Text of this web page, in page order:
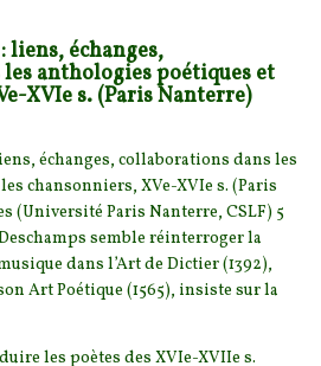
liens, échanges,
anthologies poétiques et
XVIe s. (Paris Nanterre)
échanges, collaborations dans les
chansonniers, XVe-XVIe s. (Paris
(Université Paris Nanterre, CSLF) 5
semble réinterroger la
dans l’Art de Dictier (1392),
Art Poétique (1565), insiste sur la